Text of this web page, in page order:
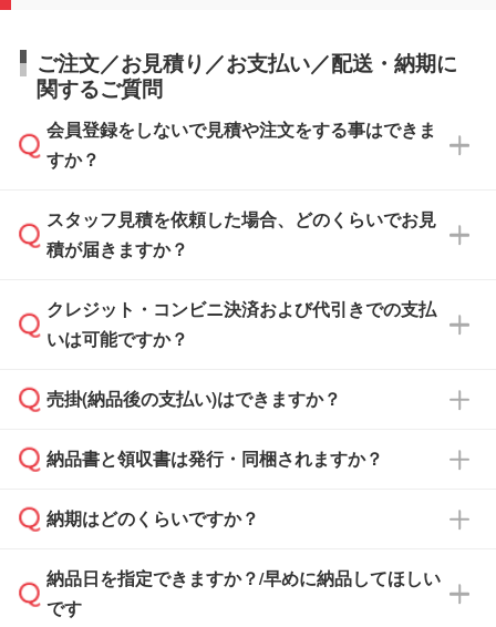
ご注文／お見積り／お支払い／配送・納期に
関するご質問
会員登録をしないで見積や注文をする事はできま
すか？
可能です。見積・注文フォームにて『ゲストの
まま進む』ボタンからお進みのうえ、ご依頼く
スタッフ見積を依頼した場合、どのくらいでお見
積が届きますか？
通常、翌営業日までにお送りしております。混
雑状況によっては、お時間をいただくこともご
依頼いただいた場合は、翌営業日以降のご連絡
クレジット・コンビニ決済および代引きでの支払
いは可能ですか？
銀行振込のみのご対応となります。
売掛(納品後の支払い)はできますか？
基本的には先入金をお願いしておりますが、自
どの場合は、月末締め翌月末払いに対応可能で
また、卒業・卒園記念品で対策委員会や個人様
納品書と領収書は発行・同梱されますか？
納品書・領収書は ご依頼をいただいた場合の
ず、通常はPDFデータをメール添付でお送りし
ます。
納期はどのくらいですか？
・印刷する場合(500個程度)
ご入金、イメージ画像の校了から約2週間～2
納品日を指定できますか？/早めに納品してほしい
です